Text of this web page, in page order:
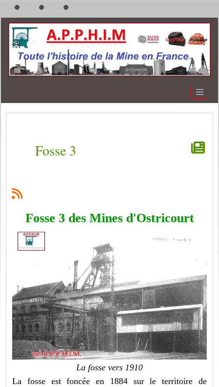
Fosse 3
Fosse 3 des Mines d'Ostricourt
La fosse vers 1910
La fosse est foncée en 1884 sur le territoire de